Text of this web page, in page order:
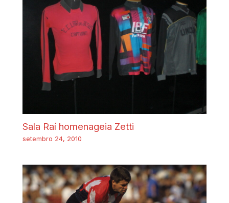
Sala Raí homenageia Zetti
setembro 24, 2010